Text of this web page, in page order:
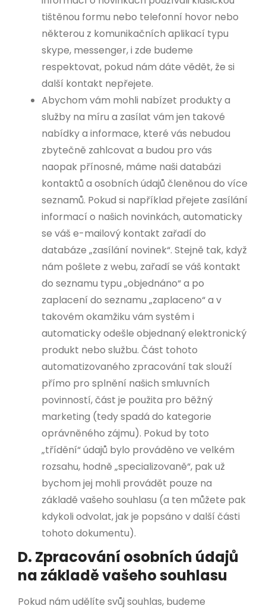
tištěnou formu nebo telefonní hovor nebo
některou z komunikačních aplikací typu
skype, messenger, i zde budeme
respektovat, pokud nám dáte vědět, že si
další kontakt nepřejete.
Abychom vám mohli nabízet produkty a
služby na míru a zasílat vám jen takové
nabídky a informace, které vás nebudou
zbytečně zahlcovat a budou pro vás
naopak přínosné, máme naši databázi
kontaktů a osobních údajů členěnou do více
seznamů. Pokud si například přejete zasílání
informací o našich novinkách, automaticky
se váš e-mailový kontakt zařadí do
databáze „zasílání novinek“. Stejně tak, když
nám pošlete z webu, zařadí se váš kontakt
do seznamu typu „objednáno“ a po
zaplacení do seznamu „zaplaceno“ a v
takovém okamžiku vám systém i
automaticky odešle objednaný elektronický
produkt nebo službu. Část tohoto
automatizovaného zpracování tak slouží
přímo pro splnění našich smluvních
povinností, část je použita pro běžný
marketing (tedy spadá do kategorie
oprávněného zájmu). Pokud by toto
„třídění“ údajů bylo prováděno ve velkém
rozsahu, hodně „specializovaně“, pak už
bychom jej mohli provádět pouze na
základě vašeho souhlasu (a ten můžete pak
kdykoli odvolat, jak je popsáno v další části
tohoto dokumentu).
D. Zpracování osobních údajů
na základě vašeho souhlasu
Pokud nám udělíte svůj souhlas, budeme